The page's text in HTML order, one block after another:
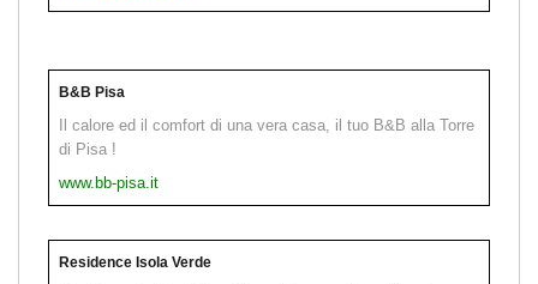
B&B Pisa
Il calore ed il comfort di una vera casa, il tuo B&B alla Torre
di Pisa !
www.bb-pisa.it
Residence Isola Verde